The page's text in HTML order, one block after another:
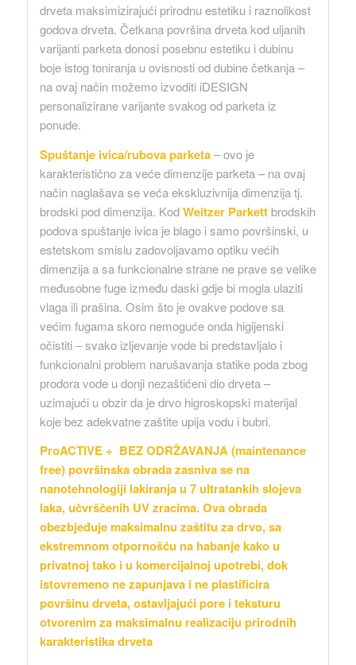
drveta maksimizirajući prirodnu estetiku i raznolikost
godova drveta. Četkana površina drveta kod uljanih
varijanti parketa donosi posebnu estetiku i dubinu
boje istog toniranja u ovisnosti od dubine četkanja –
na ovaj način možemo izvoditi iDESIGN
personalizirane varijante svakog od parketa iz
ponude.
Spuštanje ivica/rubova parketa– ovo je
karakteristično za veće dimenzije parketa – na ovaj
način naglašava se veća ekskluzivnija dimenzija tj.
brodski pod dimenzija. KodWeitzer Parkettbrodskih
podova spuštanje ivica je blago i samo površinski, u
estetskom smislu zadovoljavamo optiku većih
dimenzija a sa funkcionalne strane ne prave se velike
međusobne fuge između daski gdje bi mogla ulaziti
vlaga ili prašina. Osim što je ovakve podove sa
većim fugama skoro nemoguće onda higijenski
očistiti – svako izljevanje vode bi predstavljalo i
funkcionalni problem narušavanja statike poda zbog
prodora vode u donji nezaštićeni dio drveta –
uzimajući u obzir da je drvo higroskopski materijal
koje bez adekvatne zaštite upija vodu i bubri.
ProACTIVE + BEZ ODRŽAVANJA (maintenance
free) površinska obrada zasniva se na
nanotehnologiji lakiranja u 7 ultratankih slojeva
laka, učvrščenih UV zracima. Ova obrada
obezbjeđuje maksimalnu zaštitu za drvo, sa
ekstremnom otpornošću na habanje kako u
privatnoj tako i u komercijalnoj upotrebi, dok
istovremeno ne zapunjava i ne plastificira
površinu drveta, ostavljajući pore i teksturu
otvorenim za maksimalnu realizaciju prirodnih
karakteristika drveta